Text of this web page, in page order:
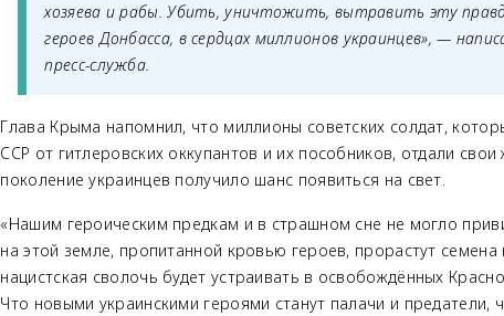
хозяева и рабы. Убить, уничтожить, вытравить эту
героев Донбасса, в сердцах миллионов украинцев», —
пресс-служба.
Глава Крыма напомнил, что миллионы советских солдат,
ССР от гитлеровских оккупантов и их пособников, отдали
поколение украинцев получило шанс появиться на свет.
«Нашим героическим предкам и в страшном сне не могло
на этой земле, пропитанной кровью героев, прорастут
нацистская сволочь будет устраивать в освобождённых
Что новыми украинскими героями станут палачи и